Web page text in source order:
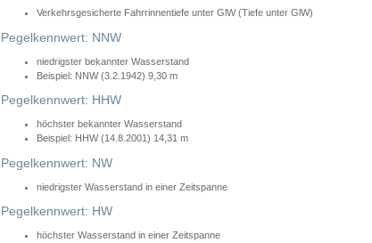
Verkehrsgesicherte Fahrrinnentiefe unter GlW (Tiefe unter GlW)
Pegelkennwert: NNW
niedrigster bekannter Wasserstand
Beispiel: NNW (3.2.1942) 9,30 m
Pegelkennwert: HHW
höchster bekannter Wasserstand
Beispiel: HHW (14.8.2001) 14,31 m
Pegelkennwert: NW
niedrigster Wasserstand in einer Zeitspanne
Pegelkennwert: HW
höchster Wasserstand in einer Zeitspanne